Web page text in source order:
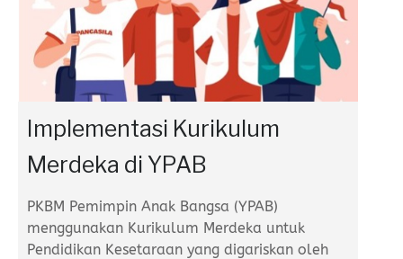
Implementasi Kurikulum
Merdeka di YPAB
PKBM Pemimpin Anak Bangsa (YPAB)
menggunakan Kurikulum Merdeka untuk
Pendidikan Kesetaraan yang digariskan oleh